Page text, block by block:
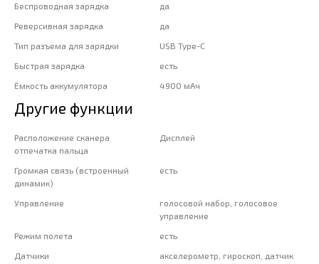
Беспроводная зарядка
да
Реверсивная зарядка
да
Тип разъема для зарядки
USB Type-C
Быстрая зарядка
есть
Ёмкость аккумулятора
4900 мАч
Другие функции
Расположение сканера
отпечатка пальца
Дисплей
Громкая связь (встроенный
динамик)
есть
Управление
голосовой набор, голосовое
управление
Режим полета
есть
Датчики
акселерометр, гироскоп, датчик